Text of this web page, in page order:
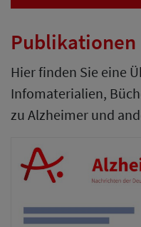
Publikationen
Hier finden Sie eine
Infomaterialien,
zu Alzheimer und